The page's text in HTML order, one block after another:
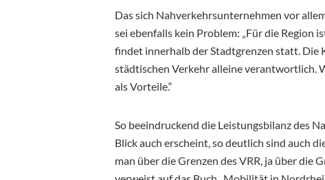
Das sich Nahverkehrsunternehmen vor
sei ebenfalls kein Problem: „Für die Region
findet innerhalb der Stadtgrenzen statt. Die
städtischen Verkehr alleine verantwortlich.
als Vorteile.“
So beeindruckend die Leistungsbilanz des
Blick auch erscheint, so deutlich sind auch
man über die Grenzen des VRR, ja über die